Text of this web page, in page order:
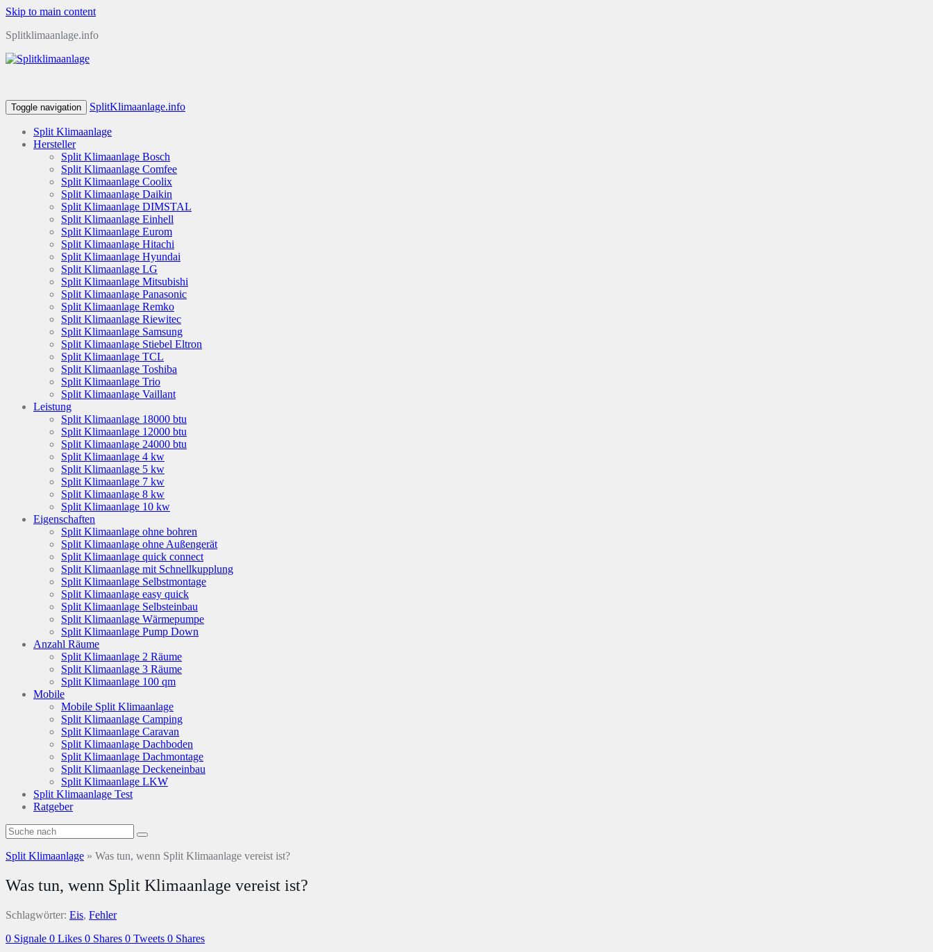
Skip to main content
Splitklimaanlage.info
Toggle navigation SplitKlimaanlage.info
Split Klimaanlage
Hersteller
Split Klimaanlage Bosch
Split Klimaanlage Comfee
Split Klimaanlage Coolix
Split Klimaanlage Daikin
Split Klimaanlage DIMSTAL
Split Klimaanlage Einhell
Split Klimaanlage Eurom
Split Klimaanlage Hitachi
Split Klimaanlage Hyundai
Split Klimaanlage LG
Split Klimaanlage Mitsubishi
Split Klimaanlage Panasonic
Split Klimaanlage Remko
Split Klimaanlage Riewitec
Split Klimaanlage Samsung
Split Klimaanlage Stiebel Eltron
Split Klimaanlage TCL
Split Klimaanlage Toshiba
Split Klimaanlage Trio
Split Klimaanlage Vaillant
Leistung
Split Klimaanlage 18000 btu
Split Klimaanlage 12000 btu
Split Klimaanlage 24000 btu
Split Klimaanlage 4 kw
Split Klimaanlage 5 kw
Split Klimaanlage 7 kw
Split Klimaanlage 8 kw
Split Klimaanlage 10 kw
Eigenschaften
Split Klimaanlage ohne bohren
Split Klimaanlage ohne Außengerät
Split Klimaanlage quick connect
Split Klimaanlage mit Schnellkupplung
Split Klimaanlage Selbstmontage
Split Klimaanlage easy quick
Split Klimaanlage Selbsteinbau
Split Klimaanlage Wärmepumpe
Split Klimaanlage Pump Down
Anzahl Räume
Split Klimaanlage 2 Räume
Split Klimaanlage 3 Räume
Split Klimaanlage 100 qm
Mobile
Mobile Split Klimaanlage
Split Klimaanlage Camping
Split Klimaanlage Caravan
Split Klimaanlage Dachboden
Split Klimaanlage Dachmontage
Split Klimaanlage Deckeneinbau
Split Klimaanlage LKW
Split Klimaanlage Test
Ratgeber
Split Klimaanlage » Was tun, wenn Split Klimaanlage vereist ist?
Was tun, wenn Split Klimaanlage vereist ist?
Schlagwörter: Eis, Fehler
0 Signale 0 Likes 0 Shares 0 Tweets 0 Shares